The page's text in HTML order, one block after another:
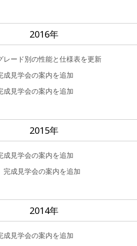
2016年
レード別の性能と仕様表を更新
成見学会の案内を追加
成見学会の案内を追加
2015年
成見学会の案内を追加
完成見学会の案内を追加
2014年
成見学会の案内を追加